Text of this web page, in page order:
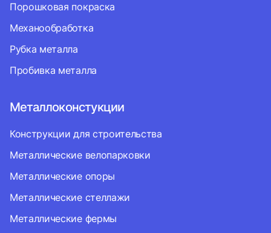
Порошковая покраска
Механообработка
Рубка металла
Пробивка металла
Металлоконстукции
Конструкции для строительства
Металлические велопарковки
Металлические опоры
Металлические стеллажи
Металлические фермы